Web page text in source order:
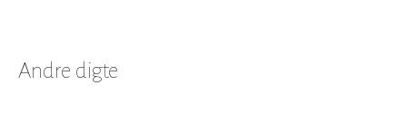
Andre digte